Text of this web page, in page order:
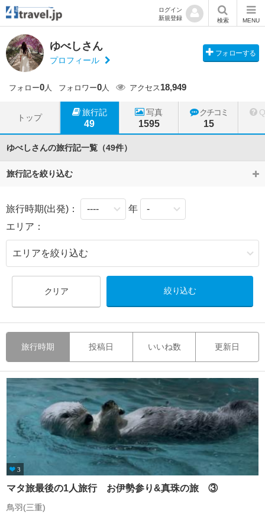
ログイン
新規登録
検索 MENU
ゆべしさん
プロフィール
フォローする
フォロー0人 フォロワー0人 アクセス18,949
トップ
旅行記
49
写真
1595
クチコミ
15
ゆべしさんの旅行記一覧（49件）
旅行記を絞り込む
旅行時期(出発)：
年
エリア：
クリア
旅行時期 投稿日 いいね数 更新日
3
マタ旅最後の1人旅行 お伊勢参り&真珠の旅 ③
鳥羽(三重)